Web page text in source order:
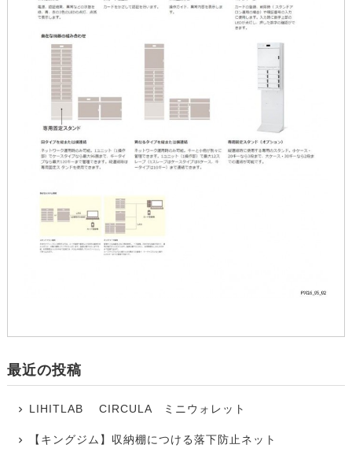
最近の投稿
LIHITLAB CIRCULA ミニウォレット
【キングジム】収納棚につける落下防止ネット